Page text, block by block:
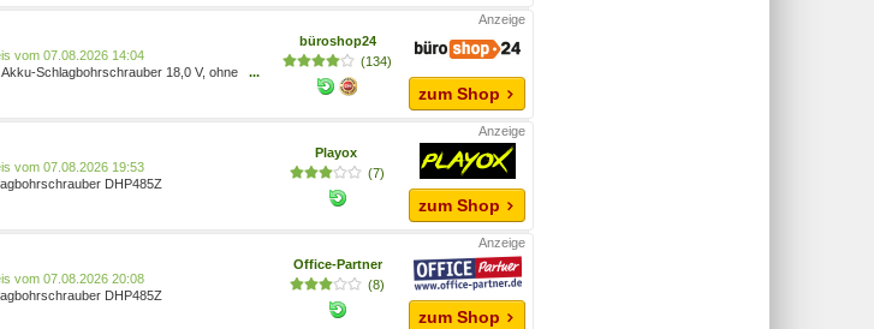
vom 07.08.2026 14:04
Schlagbohrschrauber 18,0 V, ohne
...
büroshop24
(134)
zum Shop
vom 07.08.2026 19:53
DHP485Z
Playox
(7)
zum Shop
vom 07.08.2026 20:08
DHP485Z
Office-Partner
(8)
zum Shop